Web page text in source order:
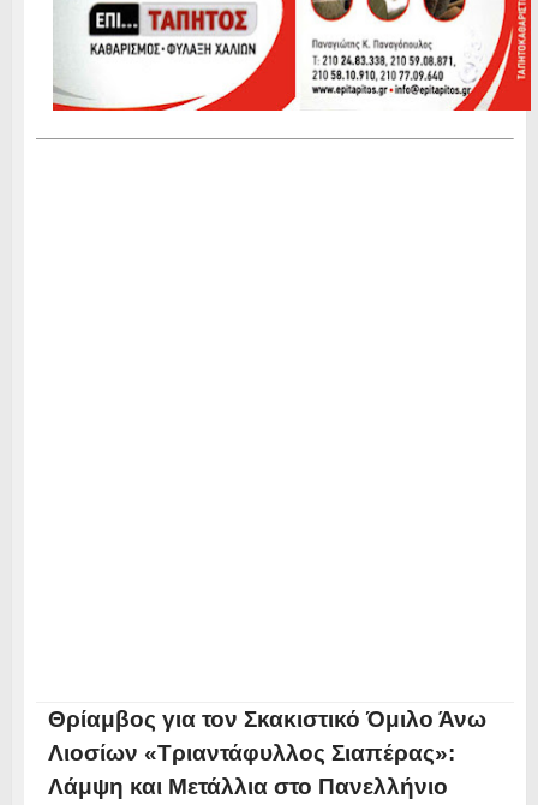
Θρίαμβος για τον Σκακιστικό Όμιλο Άνω
Λιοσίων «Τριαντάφυλλος Σιαπέρας»:
Λάμψη και Μετάλλια στο Πανελλήνιο